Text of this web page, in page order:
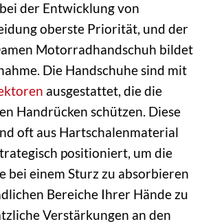
der Entwicklung von
oberste Priorität, und der
Motorradhandschuh bildet
Die Handschuhe sind mit
ausgestattet, die die
Handrücken schützen. Diese
oft aus Hartschalenmaterial
positioniert, um die
bei einem Sturz zu absorbieren
Bereiche Ihrer Hände zu
Verstärkungen an den